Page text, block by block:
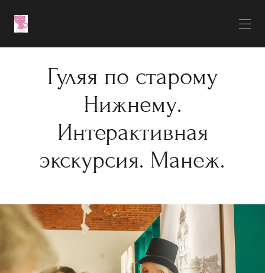
Гуляя по старому
Нижнему.
Интерактивная
экскурсия. Манеж.